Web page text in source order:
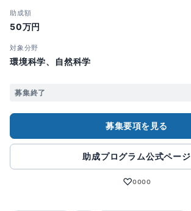
助成額
50万円
対象分野
環境科学、自然科学
募集終了
募集要項を見る
助成プログラム公式ページ
♡0000